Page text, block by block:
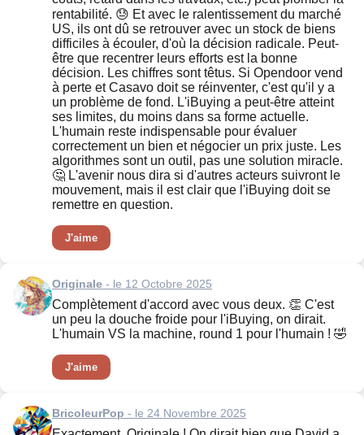
rentabilité. 😓 Et avec le ralentissement du marché
US, ils ont dû se retrouver avec un stock de biens
difficiles à écouler, d'où la décision radicale. Peut-
être que recentrer leurs efforts est la bonne
décision. Les chiffres sont têtus. Si Opendoor vend
à perte et Casavo doit se réinventer, c'est qu'il y a
un problème de fond. L'iBuying a peut-être atteint
ses limites, du moins dans sa forme actuelle.
L'humain reste indispensable pour évaluer
correctement un bien et négocier un prix juste. Les
algorithmes sont un outil, pas une solution miracle.
🤔 L'avenir nous dira si d'autres acteurs suivront le
mouvement, mais il est clair que l'iBuying doit se
remettre en question.
J'aime
Originale - le 12 Octobre 2025
Complètement d'accord avec vous deux. 👏 C'est
un peu la douche froide pour l'iBuying, on dirait.
L'humain VS la machine, round 1 pour l'humain ! 🤣
J'aime
BricoleurPop - le 24 Novembre 2025